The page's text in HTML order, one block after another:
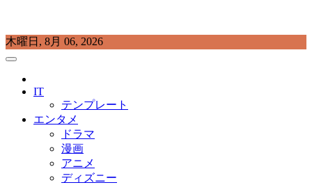
Skip
to
content
木曜日, 8月 06, 2026
IT
テンプレート
エンタメ
ドラマ
漫画
アニメ
ディズニー